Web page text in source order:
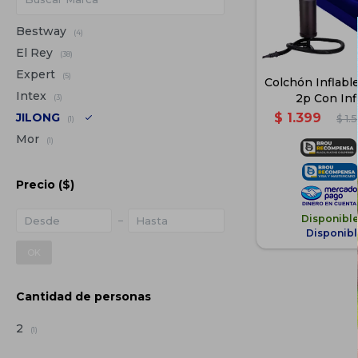
Colchón
2p Con
$ 1.399 $
Bestway (4)
El Rey (38)
Expert (5)
Intex (3)
JILONG (1)
Mor (1)
Precio ($)
Cantidad de personas
2 (1)